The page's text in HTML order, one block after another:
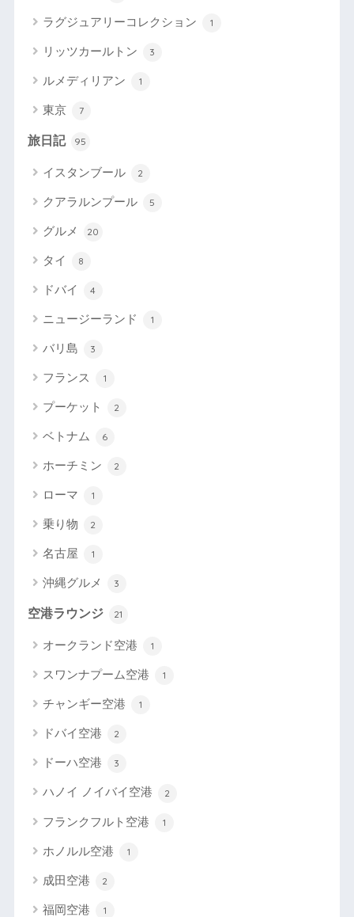
ラグジュアリーコレクション 1
リッツカールトン 3
ルメディリアン 1
東京 7
旅日記 95
イスタンブール 2
クアラルンプール 5
グルメ 20
タイ 8
ドバイ 4
ニュージーランド 1
バリ島 3
フランス 1
プーケット 2
ベトナム 6
ホーチミン 2
ローマ 1
乗り物 2
名古屋 1
沖縄グルメ 3
空港ラウンジ 21
オークランド空港 1
スワンナプーム空港 1
チャンギー空港 1
ドバイ空港 2
ドーハ空港 3
ハノイ ノイバイ空港 2
フランクフルト空港 1
ホノルル空港 1
成田空港 2
福岡空港 1